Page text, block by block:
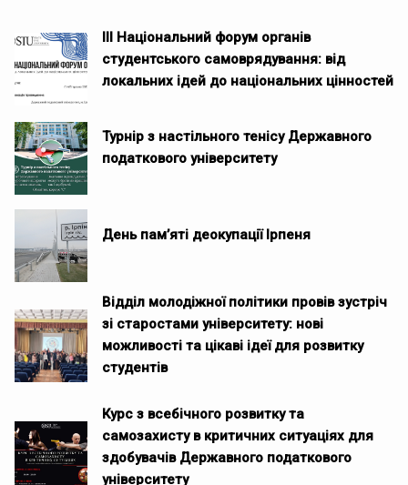
ІІІ Національний форум органів
студентського самоврядування: від
локальних ідей до національних цінностей
Турнір з настільного тенісу Державного
податкового університету
День памʼяті деокупації Ірпеня
Відділ молодіжної політики провів зустріч
зі старостами університету: нові
можливості та цікаві ідеї для розвитку
студентів
Курс з всебічного розвитку та
самозахисту в критичних ситуаціях для
здобувачів Державного податкового
університету